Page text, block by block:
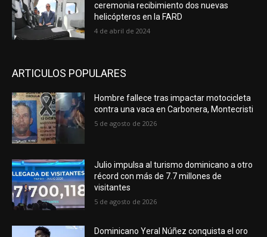
ceremonia recibimiento dos nuevas
helicópteros en la FARD
4 de abril de 2024
ARTICULOS POPULARES
Hombre fallece tras impactar motocicleta
contra una vaca en Carbonera, Montecristi
5 de agosto de 2026
Julio impulsa al turismo dominicano a otro
récord con más de 7.7 millones de
visitantes
5 de agosto de 2026
Dominicano Yeral Núñez conquista el oro